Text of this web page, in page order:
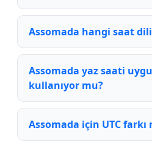
Assomada hangi saat
Assomada yaz saati
kullanıyor mu?
Assomada için UTC farkı